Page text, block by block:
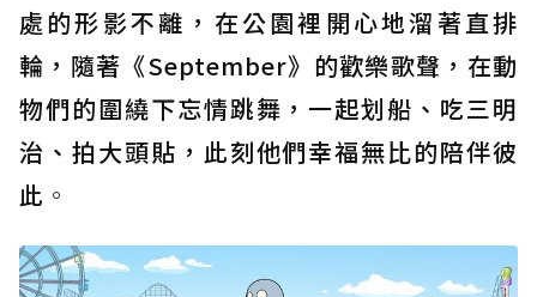
處的形影不離，在公園裡開心地溜著直排
輪，隨著《September》的歡樂歌聲，在動
物們的圍繞下忘情跳舞，一起划船、吃三明
治、拍大頭貼，此刻他們幸福無比的陪伴彼
此 。